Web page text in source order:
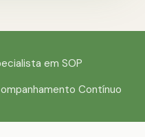
em SOP
Contínuo